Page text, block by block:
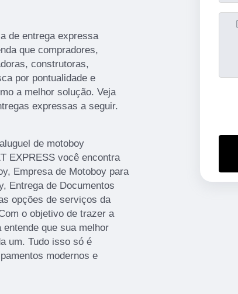
de entrega expressa
que compradores,
construtoras,
por pontualidade e
a melhor solução. Veja
expressas a seguir.
de motoboy
EXPRESS você encontra
Empresa de Motoboy para
Entrega de Documentos
opções de serviços da
o objetivo de trazer a
que sua melhor
um. Tudo isso só é
modernos e